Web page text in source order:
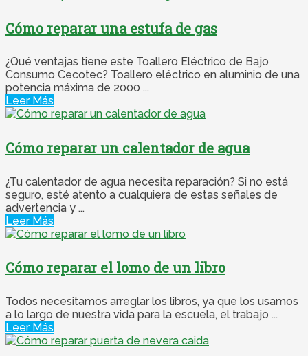
Cómo reparar una estufa de gas
¿Qué ventajas tiene este Toallero Eléctrico de Bajo
Consumo Cecotec? Toallero eléctrico en aluminio de una
potencia máxima de 2000 ...
Leer Más
Cómo reparar un calentador de agua
¿Tu calentador de agua necesita reparación? Si no está
seguro, esté atento a cualquiera de estas señales de
advertencia y ...
Leer Más
Cómo reparar el lomo de un libro
Todos necesitamos arreglar los libros, ya que los usamos
a lo largo de nuestra vida para la escuela, el trabajo ...
Leer Más